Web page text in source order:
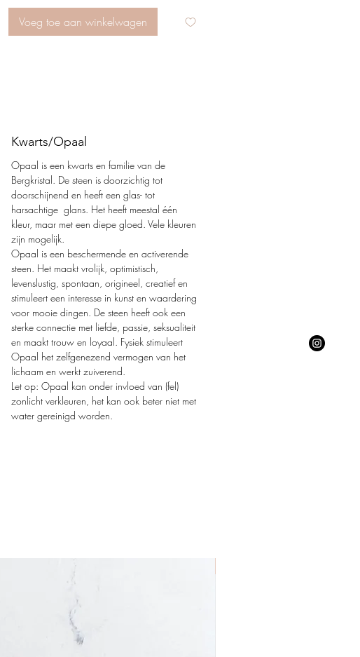
geselecteerde edelstenen, kralen en bedels
weerspiegelen de puurheid van de lente en de
warmte van zonnige dagen.
Voeg toe aan winkelwagen
Kwarts/Opaal
Opaal is een kwarts en familie van de
Bergkristal. De steen is doorzichtig tot
doorschijnend en heeft een glas- tot
harsachtige glans. Het heeft meestal één
kleur, maar met een diepe gloed. Vele kleuren
zijn mogelijk.
Opaal is een beschermende en activerende
steen. Het maakt vrolijk, optimistisch,
levenslustig, spontaan, origineel, creatief en
stimuleert een interesse in kunst en waardering
voor mooie dingen. De steen heeft ook een
sterke connectie met liefde, passie, seksualiteit
en maakt trouw en loyaal. Fysiek stimuleert
Opaal het zelfgenezend vermogen van het
lichaam en werkt zuiverend.
Let op: Opaal kan onder invloed van (fel)
zonlicht verkleuren, het kan ook beter niet met
water gereinigd worden.